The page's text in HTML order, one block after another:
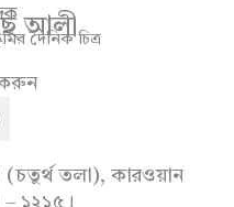
আলী
দৈনিক চিত্র
(চতুর্থ তলা), কারওয়ান
– ১২১৫।